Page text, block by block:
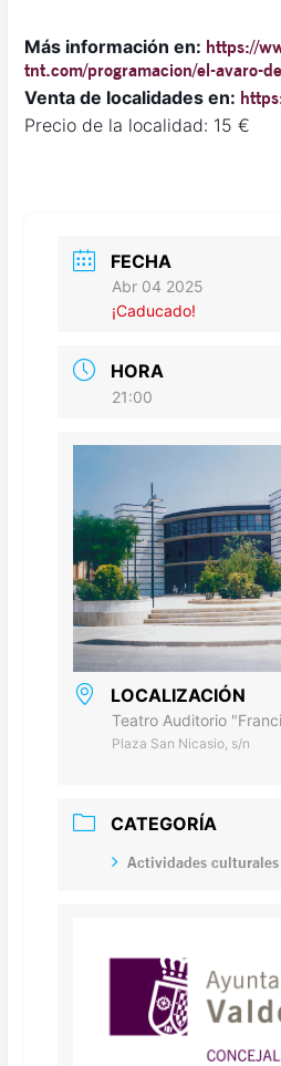
Más información en: https://
tnt.com/programacion/el-avaro-
Venta de localidades en:
Precio de la localidad: 15 €
FECHA
Abr 04 2025
¡Caducado!
HORA
21:00
LOCALIZACIÓN
Teatro Auditorio
Plaza San Nicasio, s/n
CATEGORÍA
Actividades culturales